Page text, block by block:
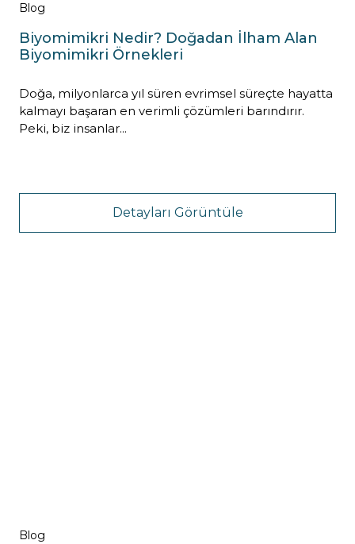
Blog
Biyomimikri Nedir? Doğadan İlham Alan
Biyomimikri Örnekleri
Doğa, milyonlarca yıl süren evrimsel süreçte hayatta
kalmayı başaran en verimli çözümleri barındırır.
Peki, biz insanlar...
Detayları Görüntüle
Blog